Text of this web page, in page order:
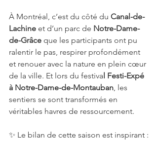
À Montréal, c’est du côté du Canal-de-
Lachine et d’un parc de Notre-Dame-
de-Grâce que les participants ont pu
ralentir le pas, respirer profondément
et renouer avec la nature en plein cœur
de la ville. Et lors du festival Festi-Expé
à Notre-Dame-de-Montauban , les
sentiers se sont transformés en
véritables havres de ressourcement.
✨ Le bilan de cette saison est inspirant :